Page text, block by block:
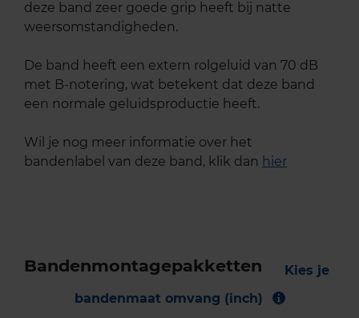
deze band zeer goede grip heeft bij natte
weersomstandigheden.
De band heeft een extern rolgeluid van 70 dB
met B-notering, wat betekent dat deze band
een normale geluidsproductie heeft.
Wil je nog meer informatie over het
bandenlabel van deze band, klik dan hier
Bandenmontagepakketten
Kies je
bandenmaat omvang (inch)